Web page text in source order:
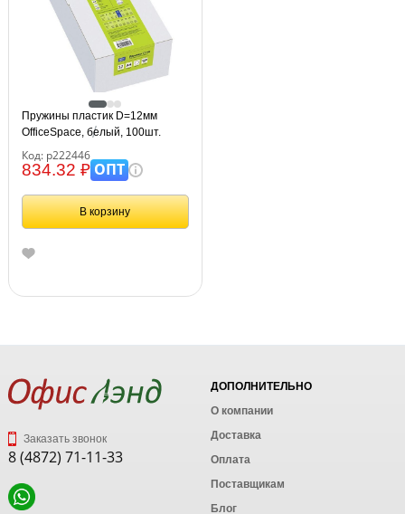
Пружины пластик D=12мм
OfficeSpace, белый, 100шт.
Код: р222446
834.32 ₽ОПТ
В корзину
Заказать звонок
8 (4872) 71-11-33
ДОПОЛНИТЕЛЬНО
О компании
Доставка
Оплата
Поставщикам
Блог